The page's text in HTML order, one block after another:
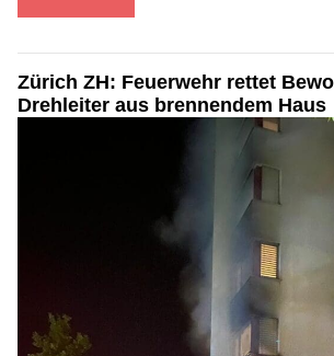
Zürich ZH: Feuerwehr rettet
Drehleiter aus brennendem Haus